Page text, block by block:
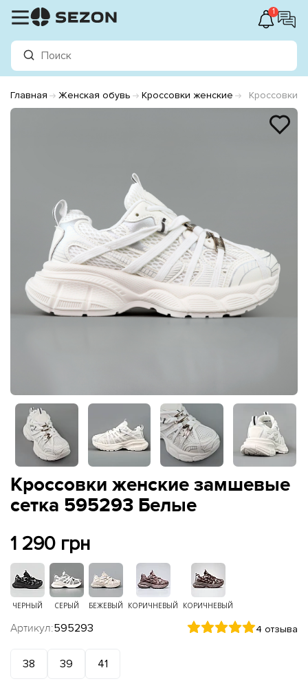
1
Главная Женская обувь Кроссовки женские Кроссовки
Кроссовки женские замшевые
сетка 595293 Белые
1 290 грн
ЧЕРНЫЙ СЕРЫЙ БЕЖЕВЫЙ КОРИЧНЕВЫЙ КОРИЧНЕВЫЙ
Артикул:595293 4 отзыва
38 39 41